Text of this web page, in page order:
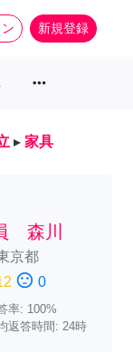
新規登録
more_horiz
▸ 家具
森川
京都
sentiment_dissatisfied 0
率: 100%
返答時間: 24時